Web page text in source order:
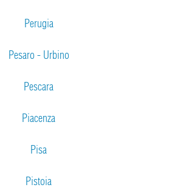
Perugia
Pesaro - Urbino
Pescara
Piacenza
Pisa
Pistoia